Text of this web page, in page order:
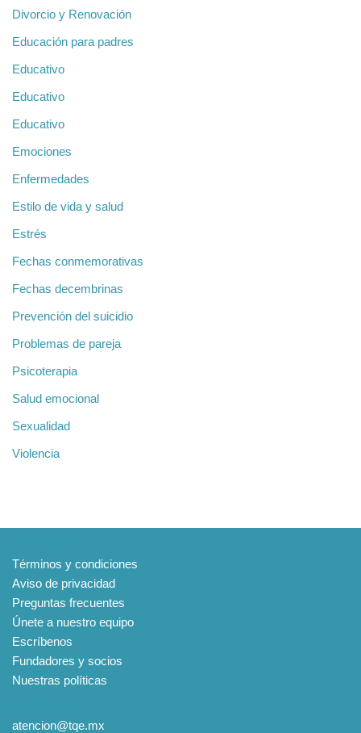
Divorcio y Renovación
Educación para padres
Educativo
Educativo
Educativo
Emociones
Enfermedades
Estilo de vida y salud
Estrés
Fechas conmemorativas
Fechas decembrinas
Prevención del suicidio
Problemas de pareja
Psicoterapia
Salud emocional
Sexualidad
Violencia
Términos y condiciones
Aviso de privacidad
Preguntas frecuentes
Únete a nuestro equipo
Escríbenos
Fundadores y socios
Nuestras políticas
atencion@tqe.mx